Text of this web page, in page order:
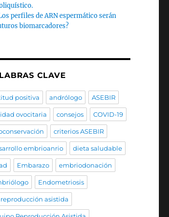
perfiles de ARN espermático serán
biomarcadores?
CLAVE
positiva andrólogo ASEBIR
ovocitaria consejos COVID-19
criterios ASEBIR
embrioanrio dieta saludable
Embarazo embriodonación
Endometriosis
asistida